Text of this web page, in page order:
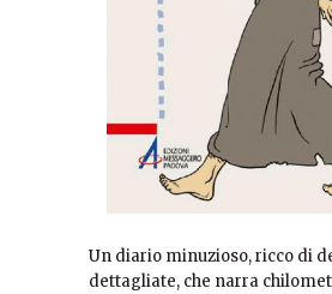
Un diario minuzioso, ricco di
dettagliate, che narra